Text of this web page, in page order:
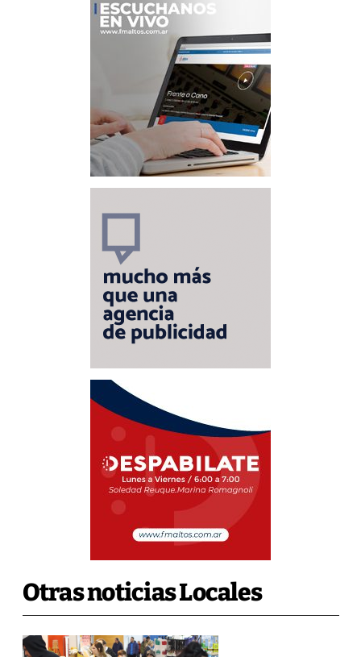
Otras noticias Locales